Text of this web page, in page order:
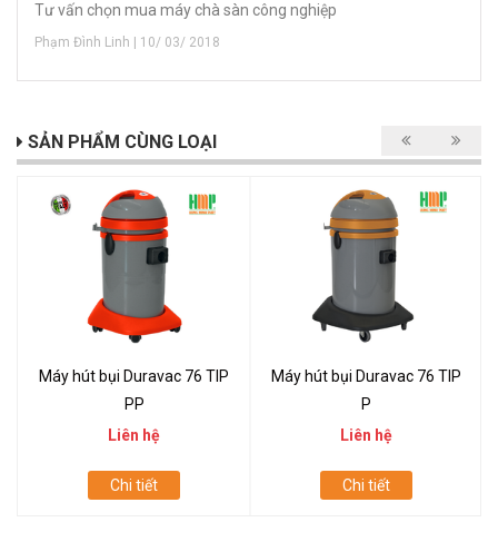
Tư vấn chọn mua máy chà sàn công nghiệp
Phạm Đình Linh | 10/ 03/ 2018
SẢN PHẨM CÙNG LOẠI
Máy hút bụi Duravac 76 TIP
PP
Liên hệ
Chi tiết
Máy hút bụi Duravac 76 TIP
P
Liên hệ
Chi tiết